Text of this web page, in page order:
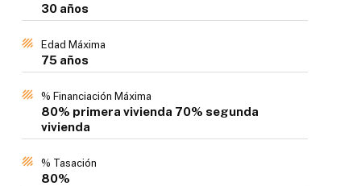
30 años
Edad Máxima
75 años
% Financiación Máxima
80% primera vivienda 70% segunda
vivienda
% Tasación
80%